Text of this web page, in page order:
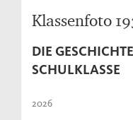
Klassenfoto
DIE
SCHULKLASSE
2026